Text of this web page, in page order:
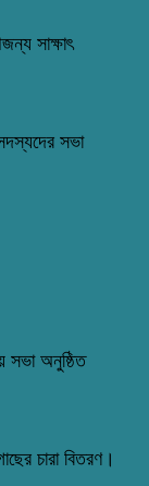
সাক্ষাৎ
সভা
সভা অনুষ্ঠিত
চারা বিতরণ।